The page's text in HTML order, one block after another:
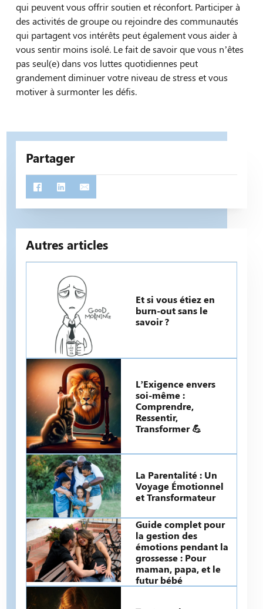
qui peuvent vous offrir soutien et réconfort. Participer à
des activités de groupe ou rejoindre des communautés
qui partagent vos intérêts peut également vous aider à
vous sentir moins isolé. Le fait de savoir que vous n’êtes
pas seul(e) dans vos luttes quotidiennes peut
grandement diminuer votre niveau de stress et vous
motiver à surmonter les défis.
Partager
Autres articles
Et si vous étiez en
burn-out sans le
savoir ?
L’Exigence envers
soi-même :
Comprendre,
Ressentir,
Transformer 💪
La Parentalité : Un
Voyage Émotionnel
et Transformateur
Guide complet pour
la gestion des
émotions pendant la
grossesse : Pour
maman, papa, et le
futur bébé